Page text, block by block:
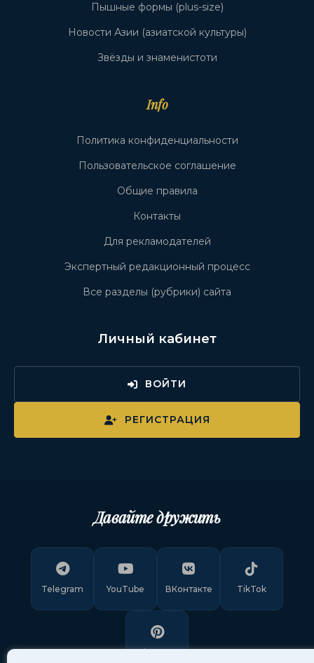
Пышные формы (plus-size)
Новости Азии (азиатской культуры)
Звёзды и знаменистоти
Info
Политика конфиденциальности
Пользовательское соглашение
Общие правила
Контакты
Для рекламодателей
Экспертный редакционный процесс
Все разделы (рубрики) сайта
Личный кабинет
ВОЙТИ
РЕГИСТРАЦИЯ
Давайте дружить
Telegram YouTube ВКонтакте TikTok
Pinterest